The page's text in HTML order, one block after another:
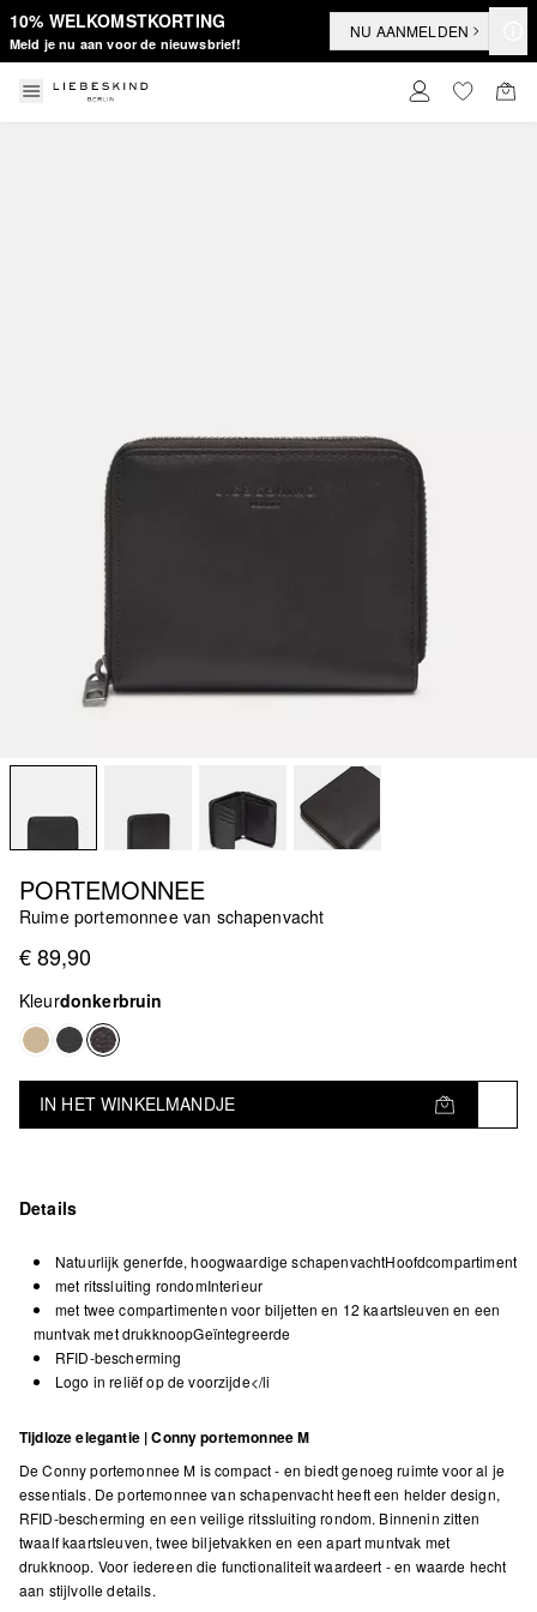
10% WELKOMSTKORTING
Meld je nu aan voor de nieuwsbrief!
NU AANMELDEN
PORTEMONNEE
Ruime portemonnee van schapenvacht
€ 89,90
Kleurdonkerbruin
IN HET WINKELMANDJE
Details
Natuurlijk generfde, hoogwaardige schapenvachtHoofdcompartiment
met ritssluiting rondomInterieur
met twee compartimenten voor biljetten en 12 kaartsleuven en een
muntvak met drukknoopGeïntegreerde
RFID-bescherming
Logo in reliëf op de voorzijde</li
Tijdloze elegantie | Conny portemonnee M
De Conny portemonnee M is compact - en biedt genoeg ruimte voor al je
essentials. De portemonnee van schapenvacht heeft een helder design,
RFID-bescherming en een veilige ritssluiting rondom. Binnenin zitten
twaalf kaartsleuven, twee biljetvakken en een apart muntvak met
drukknoop. Voor iedereen die functionaliteit waardeert - en waarde hecht
aan stijlvolle details.